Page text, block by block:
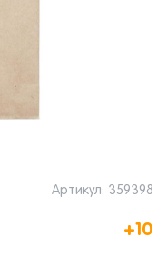
Артикул: 359398
+10